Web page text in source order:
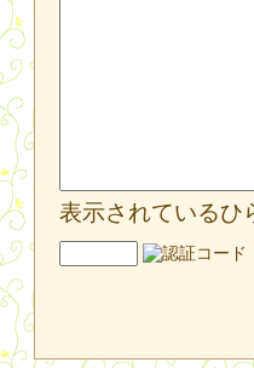
表示されているひ